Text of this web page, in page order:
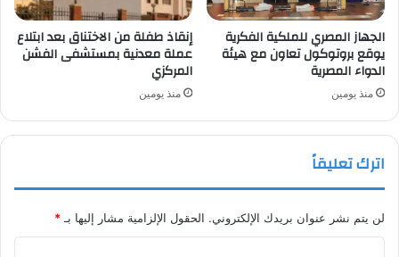
الجهاز المصري للملكية الفكرية
يوقع بروتوكول تعاون مع هيئة
الدواء المصرية
منذ يومين
إنقاذ طفلة من الاختناق بعد ابتلاع
عملة معدنية بمستشفى الفشن
المركزي
منذ يومين
اترك تعليقاً
لن يتم نشر عنوان بريدك الإلكتروني. الحقول الإلزامية مشار إليها بـ *